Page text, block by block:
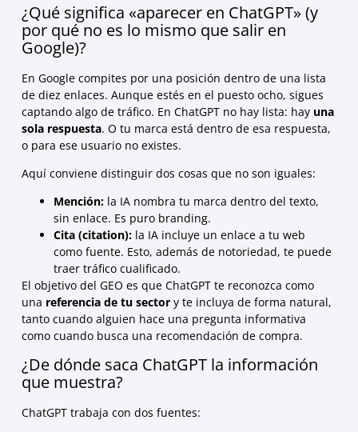
¿Qué significa «aparecer en ChatGPT» (y
por qué no es lo mismo que salir en
Google)?
En Google compites por una posición dentro de una lista
de diez enlaces. Aunque estés en el puesto ocho, sigues
captando algo de tráfico. En ChatGPT no hay lista: hay una
sola respuesta. O tu marca está dentro de esa respuesta,
o para ese usuario no existes.
Aquí conviene distinguir dos cosas que no son iguales:
Mención:la IA nombra tu marca dentro del texto,
sin enlace. Es puro branding.
Cita (citation):la IA incluye un enlace a tu web
como fuente. Esto, además de notoriedad, te puede
traer tráfico cualificado.
El objetivo del GEO es que ChatGPT te reconozca como
una referencia de tu sectory te incluya de forma natural,
tanto cuando alguien hace una pregunta informativa
como cuando busca una recomendación de compra.
¿De dónde saca ChatGPT la información
que muestra?
ChatGPT trabaja con dos fuentes: